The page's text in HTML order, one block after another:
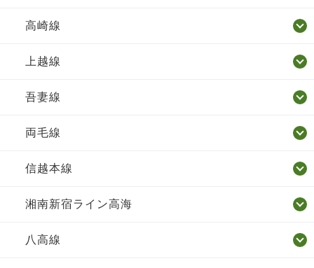
高崎線
上越線
吾妻線
両毛線
信越本線
湘南新宿ライン高海
八高線